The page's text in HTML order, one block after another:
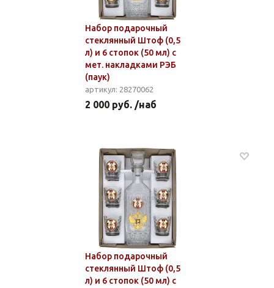
Набор подарочный
стеклянный Штоф (0,5
л) и 6 стопок (50 мл) с
мет. накладками РЭБ
(паук)
артикул: 28270062
2 000 руб. /наб
Набор подарочный
стеклянный Штоф (0,5
л) и 6 стопок (50 мл) с